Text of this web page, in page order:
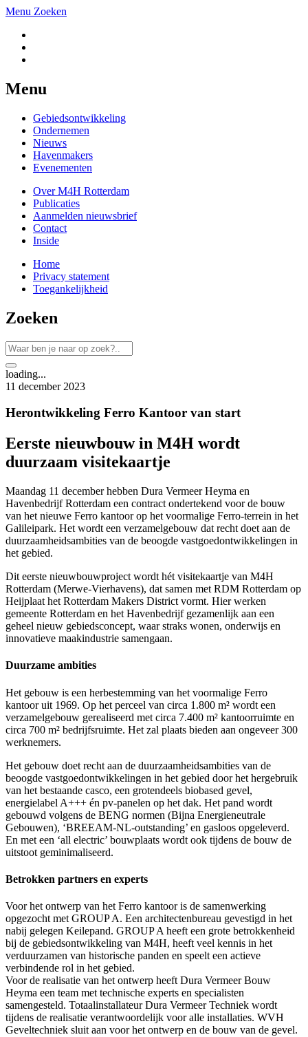
Menu Zoeken
Menu
Gebiedsontwikkeling
Ondernemen
Nieuws
Havenmakers
Evenementen
Over M4H Rotterdam
Publicaties
Aanmelden nieuwsbrief
Contact
Inside
Home
Privacy statement
Toegankelijkheid
Zoeken
loading...
11 december 2023
Herontwikkeling Ferro Kantoor van start
Eerste nieuwbouw in M4H wordt
duurzaam visitekaartje
Maandag 11 december hebben Dura Vermeer Heyma en
Havenbedrijf Rotterdam een contract ondertekend voor de bouw
van het nieuwe Ferro kantoor op het voormalige Ferro-terrein in het
Galileipark. Het wordt een verzamelgebouw dat recht doet aan de
duurzaamheidsambities van de beoogde vastgoedontwikkelingen in
het gebied.
Dit eerste nieuwbouwproject wordt hét visitekaartje van M4H
Rotterdam (Merwe-Vierhavens), dat samen met RDM Rotterdam op
Heijplaat het Rotterdam Makers District vormt. Hier werken
gemeente Rotterdam en het Havenbedrijf gezamenlijk aan een
geheel nieuw gebiedsconcept, waar straks wonen, onderwijs en
innovatieve maakindustrie samengaan.
Duurzame ambities
Het gebouw is een herbestemming van het voormalige Ferro
kantoor uit 1969. Op het perceel van circa 1.800 m² wordt een
verzamelgebouw gerealiseerd met circa 7.400 m² kantoorruimte en
circa 700 m² bedrijfsruimte. Het zal plaats bieden aan ongeveer 300
werknemers.
Het gebouw doet recht aan de duurzaamheidsambities van de
beoogde vastgoedontwikkelingen in het gebied door het hergebruik
van het bestaande casco, een grotendeels biobased gevel,
energielabel A+++ én pv-panelen op het dak. Het pand wordt
gebouwd volgens de BENG normen (Bijna Energieneutrale
Gebouwen), ‘BREEAM-NL-outstanding’ en gasloos opgeleverd.
En met een ‘all electric’ bouwplaats wordt ook tijdens de bouw de
uitstoot geminimaliseerd.
Betrokken partners en experts
Voor het ontwerp van het Ferro kantoor is de samenwerking
opgezocht met GROUP A. Een architectenbureau gevestigd in het
nabij gelegen Keilepand. GROUP A heeft een grote betrokkenheid
bij de gebiedsontwikkeling van M4H, heeft veel kennis in het
verduurzamen van historische panden en speelt een actieve
verbindende rol in het gebied.
Voor de realisatie van het ontwerp heeft Dura Vermeer Bouw
Heyma een team met technische experts en specialisten
samengesteld. Totaalinstallateur Dura Vermeer Techniek wordt
tijdens de realisatie verantwoordelijk voor alle installaties. WVH
Geveltechniek sluit aan voor het ontwerp en de bouw van de gevel.